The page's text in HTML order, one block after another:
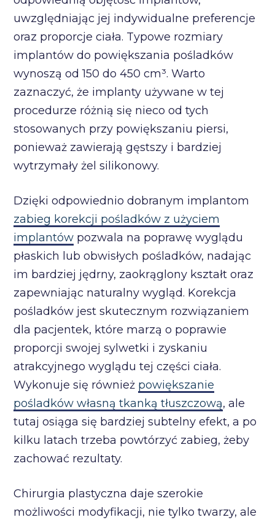
uwzględniając jej indywidualne preferencje
oraz proporcje ciała. Typowe rozmiary
implantów do powiększania pośladków
wynoszą od 150 do 450 cm³. Warto
zaznaczyć, że implanty używane w tej
procedurze różnią się nieco od tych
stosowanych przy powiększaniu piersi,
ponieważ zawierają gęstszy i bardziej
wytrzymały żel silikonowy.
Dzięki odpowiednio dobranym implantom
zabieg korekcji pośladków z użyciem
implantów pozwala na poprawę wyglądu
płaskich lub obwisłych pośladków, nadając
im bardziej jędrny, zaokrąglony kształt oraz
zapewniając naturalny wygląd. Korekcja
pośladków jest skutecznym rozwiązaniem
dla pacjentek, które marzą o poprawie
proporcji swojej sylwetki i zyskaniu
atrakcyjnego wyglądu tej części ciała.
Wykonuje się również powiększanie
pośladków własną tkanką tłuszczową, ale
tutaj osiąga się bardziej subtelny efekt, a po
kilku latach trzeba powtórzyć zabieg, żeby
zachować rezultaty.
Chirurgia plastyczna daje szerokie
możliwości modyfikacji, nie tylko twarzy, ale